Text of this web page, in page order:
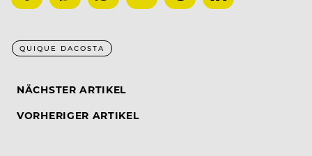
QUIQUE DACOSTA
NÄCHSTER ARTIKEL
VORHERIGER ARTIKEL